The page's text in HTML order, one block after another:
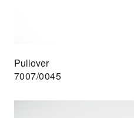
Pullover
7007/0045